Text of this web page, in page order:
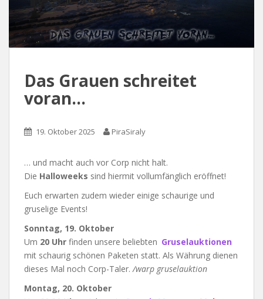
Das Grauen schreitet
voran…
19. Oktober 2025 PiraSiraly
… und macht auch vor Corp nicht halt.
Die Halloweeks sind hiermit vollumfänglich eröffnet!
Euch erwarten zudem wieder einige schaurige und
gruselige Events!
Sonntag, 19. Oktober
Um 20 Uhr finden unsere beliebten Gruselauktionen
mit schaurig schönen Paketen statt. Als Währung dienen
dieses Mal noch Corp-Taler. /warp gruselauktion
Montag, 20. Oktober